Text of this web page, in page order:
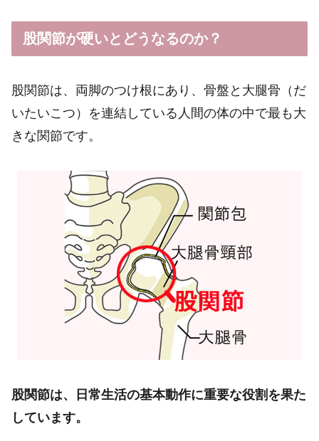
股関節が硬いとどうなるのか？
股関節は、両脚のつけ根にあり、骨盤と大腿骨（だ
いたいこつ）を連結している人間の体の中で最も大
きな関節です。
股関節は、日常生活の基本動作に重要な役割を果た
しています。